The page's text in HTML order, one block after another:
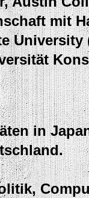
mit
University
in